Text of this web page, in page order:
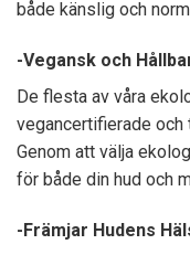
både känslig och
-Vegansk och
De flesta av våra
vegancertifierade och
Genom att välja
för både din hud och
-Främjar Hudens